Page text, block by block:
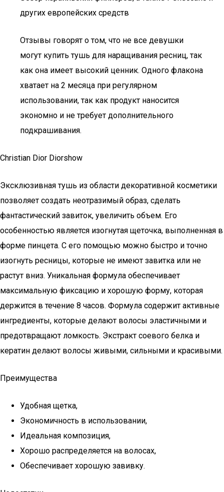
других европейских средств
Отзывы говорят о том, что не все девушки
могут купить тушь для наращивания ресниц, так
как она имеет высокий ценник. Одного флакона
хватает на 2 месяца при регулярном
использовании, так как продукт наносится
экономно и не требует дополнительного
подкрашивания.
Christian Dior Diorshow
Эксклюзивная тушь из области декоративной косметики
позволяет создать неотразимый образ, сделать
фантастический завиток, увеличить объем. Его
особенностью является изогнутая щеточка, выполненная в
форме пинцета. С его помощью можно быстро и точно
изогнуть ресницы, которые не имеют завитка или не
растут вниз. Уникальная формула обеспечивает
максимальную фиксацию и хорошую форму, которая
держится в течение 8 часов. Формула содержит активные
ингредиенты, которые делают волосы эластичными и
предотвращают ломкость. Экстракт соевого белка и
кератин делают волосы живыми, сильными и красивыми.
Преимущества
Удобная щетка,
Экономичность в использовании,
Идеальная композиция,
Хорошо распределяется на волосах,
Обеспечивает хорошую завивку.